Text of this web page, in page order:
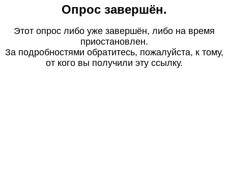
Опрос завершён.
Этот опрос либо уже завершён, либо на время
приостановлен.
За подробностями обратитесь, пожалуйста, к тому,
от кого вы получили эту ссылку.